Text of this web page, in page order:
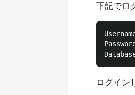
下記でロ
ログイン